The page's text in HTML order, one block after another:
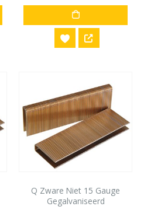
Q Zware Niet 15 Gauge
Gegalvaniseerd